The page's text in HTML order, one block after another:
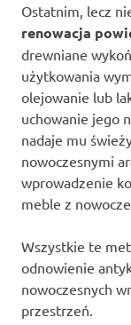
Ostatnim, lecz
renowacja
drewniane
użytkowania
olejowanie lub
uchowanie jego
nadaje mu
nowoczesnymi
wprowadzenie
meble z
Wszystkie te
odnowienie
nowoczesnych
przestrzeń.